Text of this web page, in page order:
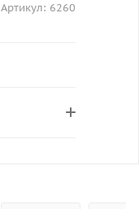
Артикул: 6260